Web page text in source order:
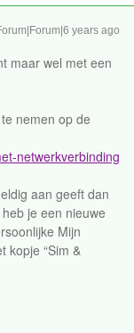
years ago
maar wel met een
nemen op de
netwerkverbinding
aan geeft dan
je een nieuwe
Mijn
kopje “Sim &